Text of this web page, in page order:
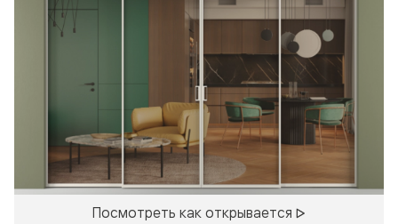
Посмотреть как открывается